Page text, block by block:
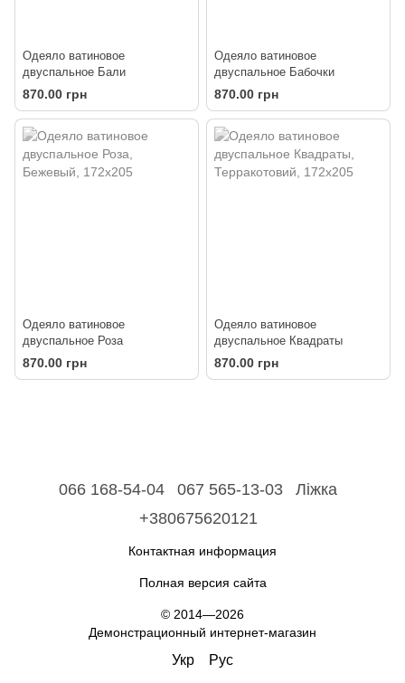
Одеяло ватиновое
двуспальное Бали
870.00 грн
Одеяло ватиновое
двуспальное Бабочки
870.00 грн
Одеяло ватиновое
двуспальное Роза
870.00 грн
Одеяло ватиновое
двуспальное Квадраты
870.00 грн
066 168-54-04 067 565-13-03
Ліжка
+380675620121
Контактная информация
Полная версия сайта
© 2014—2026
Демонстрационный интернет-магазин
Укр Рус